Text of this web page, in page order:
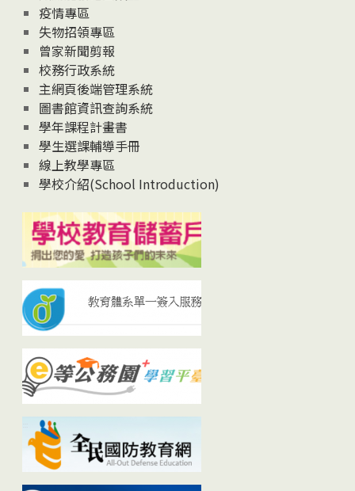
疫情專區
失物招領專區
曾家新聞剪報
校務行政系統
主網頁後端管理系統
圖書館資訊查詢系統
學年課程計畫書
學生選課輔導手冊
線上教學專區
學校介紹(School Introduction)